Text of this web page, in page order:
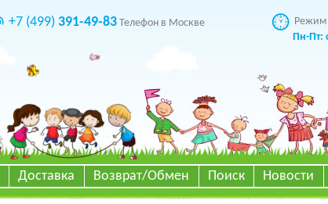
+7 (499) 391-49-83Телефон в Москве
Режим
Пн-Пт:
Доставка Возврат/Обмен Поиск Новости